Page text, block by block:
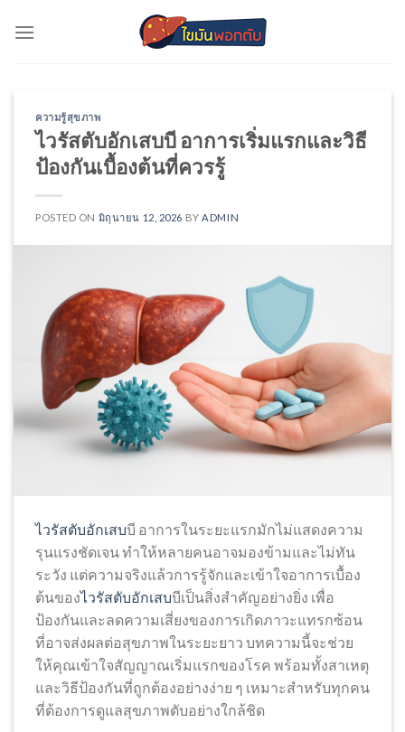
ความรู้สุขภาพ
ไวรัสตับอักเสบบี อาการเริ่มแรกและวิธี
ป้องกันเบื้องต้นที่ควรรู้
POSTED ON มิถุนายน 12, 2026 BY ADMIN
ไวรัสตับอักเสบบี อาการในระยะแรกมักไม่แสดงความ
รุนแรงชัดเจน ทำให้หลายคนอาจมองข้ามและไม่ทัน
ระวัง แต่ความจริงแล้วการรู้จักและเข้าใจอาการเบื้อง
ต้นของไวรัสตับอักเสบบีเป็นสิ่งสำคัญอย่างยิ่ง เพื่อ
ป้องกันและลดความเสี่ยงของการเกิดภาวะแทรกซ้อน
ที่อาจส่งผลต่อสุขภาพในระยะยาว บทความนี้จะช่วย
ให้คุณเข้าใจสัญญาณเริ่มแรกของโรค พร้อมทั้งสาเหตุ
และวิธีป้องกันที่ถูกต้องอย่างง่าย ๆ เหมาะสำหรับทุกคน
ที่ต้องการดูแลสุขภาพตับอย่างใกล้ชิด